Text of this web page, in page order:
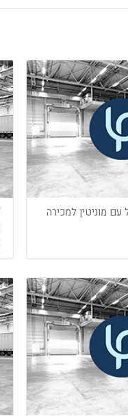
עם מוניטין למכירה